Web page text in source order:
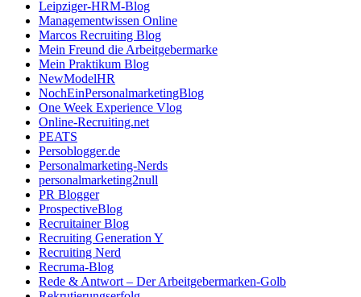
Leipziger-HRM-Blog
Managementwissen Online
Marcos Recruiting Blog
Mein Freund die Arbeitgebermarke
Mein Praktikum Blog
NewModelHR
NochEinPersonalmarketingBlog
One Week Experience Vlog
Online-Recruiting.net
PEATS
Persoblogger.de
Personalmarketing-Nerds
personalmarketing2null
PR Blogger
ProspectiveBlog
Recruitainer Blog
Recruiting Generation Y
Recruiting Nerd
Recruma-Blog
Rede & Antwort – Der Arbeitgebermarken-Golb